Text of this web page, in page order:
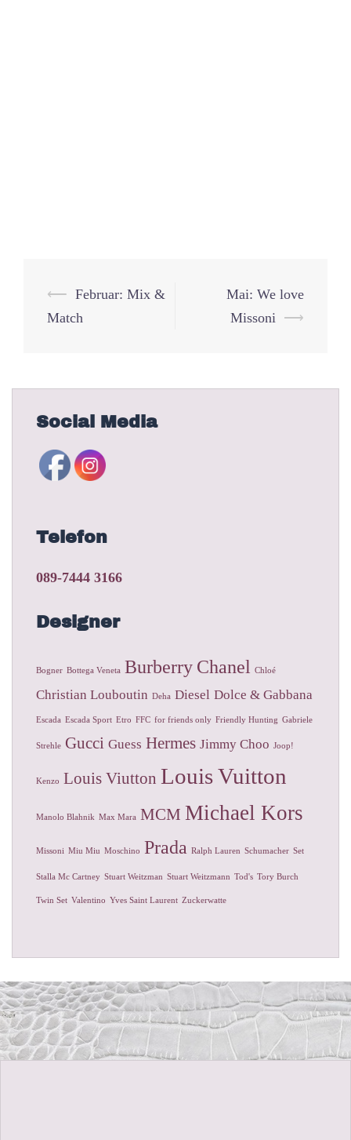
Beitrags-
Navigation
⟵ Februar: Mix &
Match
Mai: We love
Missoni ⟶
Social Media
Telefon
089-7444 3166
Designer
Bogner Bottega Veneta Burberry Chanel Chloé
Christian Louboutin Deha Diesel Dolce & Gabbana
Escada Escada Sport Etro FFC for friends only Friendly Hunting Gabriele
Strehle Gucci Guess Hermes Jimmy Choo Joop!
Kenzo Louis Viutton Louis Vuitton
Manolo Blahnik Max Mara MCM Michael Kors
Missoni Miu Miu Moschino Prada Ralph Lauren Schumacher Set
Stalla Mc Cartney Stuart Weitzman Stuart Weitzmann Tod's Tory Burch
Twin Set Valentino Yves Saint Laurent Zuckerwatte